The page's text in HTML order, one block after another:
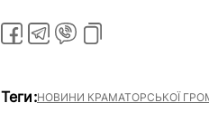
Теги:НОВИНИ КРАМАТОРСЬКОЇ